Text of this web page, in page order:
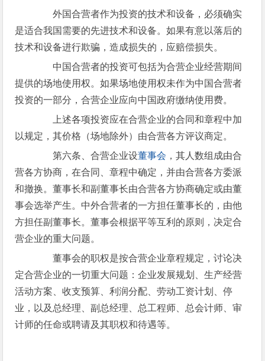
外国合营者作为投资的技术和设备，必须确实
是适合我国需要的先进技术和设备。如果有意以落后的
技术和设备进行欺骗，造成损失的，应赔偿损失。
中国合营者的投资可包括为合营企业经营期间
提供的场地使用权。如果场地使用权未作为中国合营者
投资的一部分，合营企业应向中国政府缴纳使用费。
上述各项投资应在合营企业的合同和章程中加
以规定，其价格（场地除外）由合营各方评议商定。
第六条、合营企业设董事会 ，其人数组成由合
营各方协商，在合同、章程中确定，并由合营各方委派
和撤换。董事长和副董事长由合营各方协商确定或由董
事会选举产生。中外合营者的一方担任董事长的，由他
方担任副董事长。董事会根据平等互利的原则，决定合
营企业的重大问题。
董事会的职权是按合营企业章程规定，讨论决
定合营企业的一切重大问题：企业发展规划、生产经营
活动方案、收支预算、利润分配、劳动工资计划、停
业，以及总经理、副总经理、总工程师、总会计师、审
计师的任命或聘请及其职权和待遇等。